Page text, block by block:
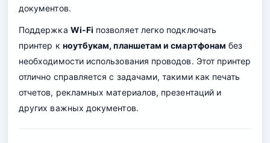
документов.
Поддержка Wi-Fi позволяет легко подключать
принтер к ноутбукам, планшетам и смартфонам без
необходимости использования проводов. Этот принтер
отлично справляется с задачами, такими как печать
отчетов, рекламных материалов, презентаций и
других важных документов.